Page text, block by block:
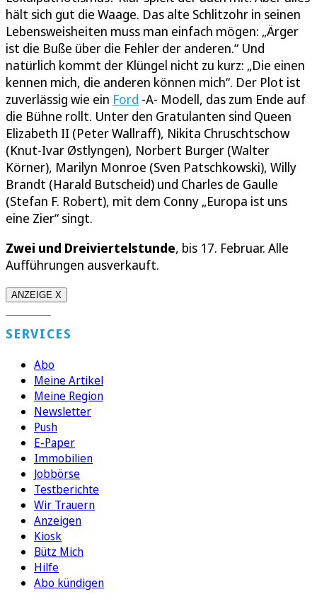
hält sich gut die Waage. Das alte Schlitzohr in seinen
Lebensweisheiten muss man einfach mögen: „Ärger
ist die Buße über die Fehler der anderen.“ Und
natürlich kommt der Klüngel nicht zu kurz: „Die einen
kennen mich, die anderen können mich“. Der Plot ist
zuverlässig wie ein Ford -A- Modell, das zum Ende auf
die Bühne rollt. Unter den Gratulanten sind Queen
Elizabeth II (Peter Wallraff), Nikita Chruschtschow
(Knut-Ivar Østlyngen), Norbert Burger (Walter
Körner), Marilyn Monroe (Sven Patschkowski), Willy
Brandt (Harald Butscheid) und Charles de Gaulle
(Stefan F. Robert), mit dem Conny „Europa ist uns
eine Zier“ singt.
Zwei und Dreiviertelstunde, bis 17. Februar. Alle
Aufführungen ausverkauft.
ANZEIGE X
SERVICES
Abo
Meine Artikel
Meine Region
Newsletter
Push
E-Paper
Immobilien
Jobbörse
Testberichte
Wir Trauern
Anzeigen
Kiosk
Bütz Mich
Hilfe
Abo kündigen